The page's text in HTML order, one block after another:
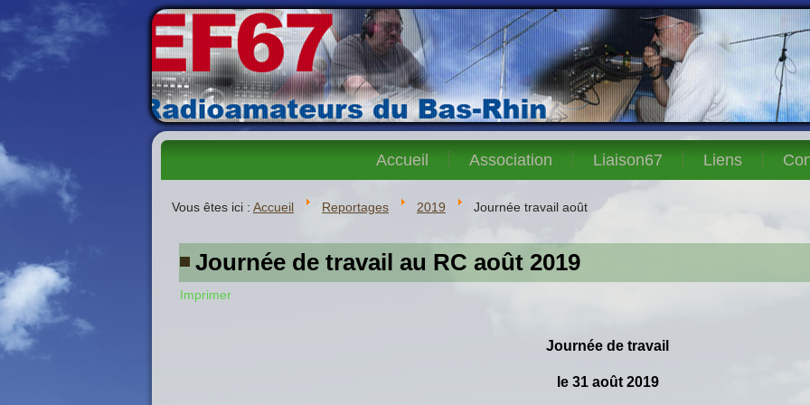
Accueil Association Liaison67 Liens
Vous êtes ici : Accueil Reportages 2019 Journée travail août
Journée de travail au RC août 2019
Imprimer
Journée de travail
le 31 août 2019